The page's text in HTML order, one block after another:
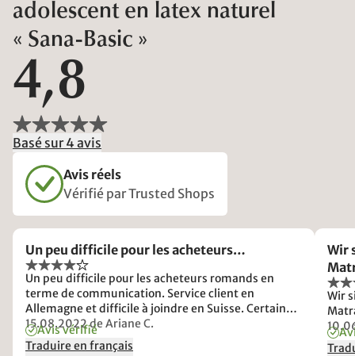
adolescent en latex naturel
« Sana-Basic »
4,8
Basé sur 4 avis
Avis réels
Vérifié par Trusted Shops
Un peu difficile pour les acheteurs…
Un peu difficile pour les acheteurs romands en
terme de communication. Service client en
Allemagne et difficile à joindre en Suisse. Certaines
informations ne sont pas cohérentes sur la livraison
entre les deux pays.
15.08.2022de Ariane C.
Avis vérifié
Traduire en français
Wir
Wir